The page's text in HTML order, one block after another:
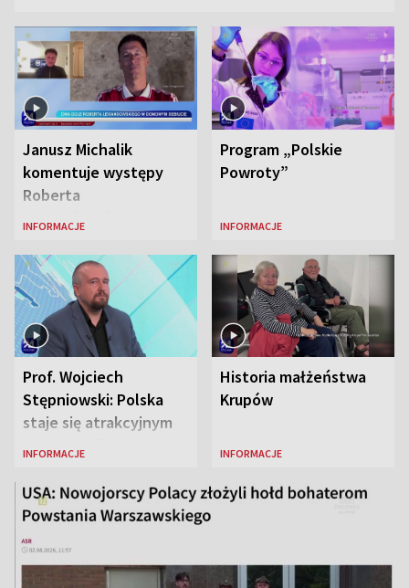
Janusz Michalik
komentuje występy
Roberta
Lewandowskiego w
Zjednoczonych
INFORMACJE
Program „Polskie
Powroty”
INFORMACJE
Prof. Wojciech
Stępniowski: Polska
staje się atrakcyjnym
miejscem dla
INFORMACJE
Historia małżeństwa
Krupów
INFORMACJE